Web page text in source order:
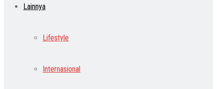
Lainnya
Lifestyle
Internasional